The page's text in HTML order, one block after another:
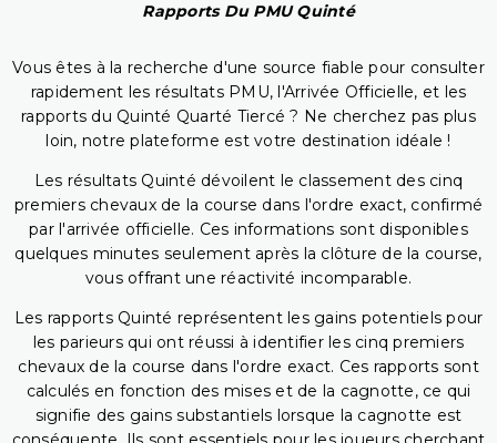
Rapports Du PMU Quinté
Vous êtes à la recherche d'une source fiable pour consulter
rapidement les résultats PMU, l'Arrivée Officielle, et les
rapports du Quinté Quarté Tiercé ? Ne cherchez pas plus
loin, notre plateforme est votre destination idéale !
Les résultats Quinté dévoilent le classement des cinq
premiers chevaux de la course dans l'ordre exact, confirmé
par l'arrivée officielle. Ces informations sont disponibles
quelques minutes seulement après la clôture de la course,
vous offrant une réactivité incomparable.
Les rapports Quinté représentent les gains potentiels pour
les parieurs qui ont réussi à identifier les cinq premiers
chevaux de la course dans l'ordre exact. Ces rapports sont
calculés en fonction des mises et de la cagnotte, ce qui
signifie des gains substantiels lorsque la cagnotte est